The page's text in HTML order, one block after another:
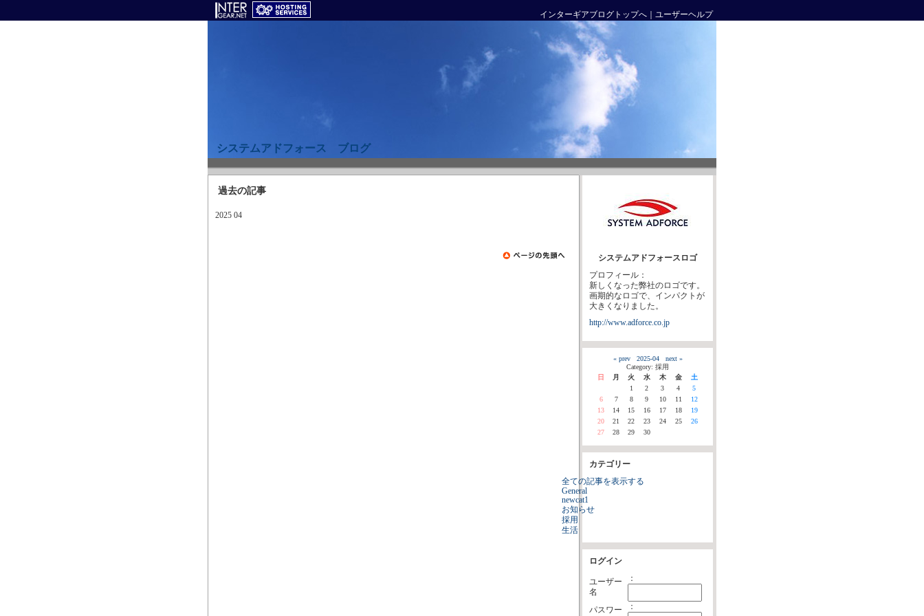
インターギアブログトップへ ユーザーヘルプ
システムアドフォース ブログ
過去の記事
2025 04
システムアドフォースロゴ
プロフィール：
新しくなった弊社のロゴです。
画期的なロゴで、インパクトが
大きくなりました。
http://www.adforce.co.jp
« prev 2025-04
next »
Category: 採用
日
月 火 水 木 金
土
1
2 3 4
5
6
7 8 9 10 11
12
13
14 15 16 17 18
19
20
21 22 23 24 25
26
27
28 29 30
カテゴリー
全ての記事を表示する
General
newcat1
お知らせ
採用
生活
ログイン
ユーザー
名
：
パスワー ：